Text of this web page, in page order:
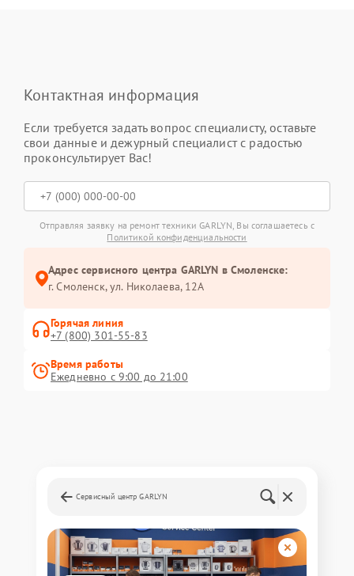
Контактная информация
Если требуется задать вопрос специалисту, оставьте
свои данные и дежурный специалист с радостью
проконсультирует Вас!
Отправляя заявку на ремонт техники GARLYN, Вы соглашаетесь с
Политикой конфиденциальности
Адрес сервисного центра GARLYN в Смоленске:
г. Смоленск, ул. Николаева, 12А
Горячая линия
+7 (800) 301-55-83
Время работы
Ежедневно с 9:00 до 21:00
Сервисный центр GARLYN